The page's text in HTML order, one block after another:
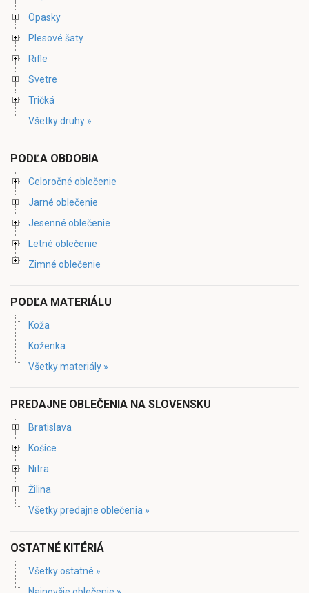
Opasky
Plesové šaty
Rifle
Svetre
Tričká
Všetky druhy »
PODĽA OBDOBIA
Celoročné oblečenie
Jarné oblečenie
Jesenné oblečenie
Letné oblečenie
Zimné oblečenie
PODĽA MATERIÁLU
Koža
Koženka
Všetky materiály »
PREDAJNE OBLEČENIA NA SLOVENSKU
Bratislava
Košice
Nitra
Žilina
Všetky predajne oblečenia »
OSTATNÉ KITÉRIÁ
Všetky ostatné »